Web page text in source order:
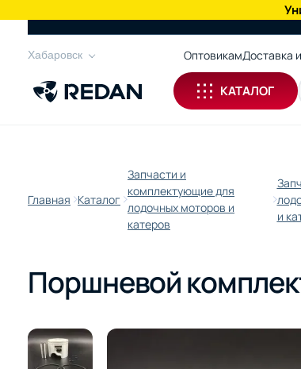
Хабаровск ОптовикамДоставка
КАТАЛОГ
Главная Каталог
Запчасти и
комплектующие для
лодочных моторов и
катеров
и
Поршневой